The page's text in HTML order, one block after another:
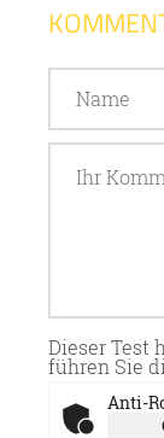
Dieser Test
führen Sie
Anti-